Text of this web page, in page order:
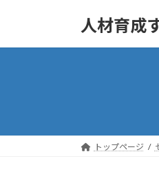
ッ
移
人材育成
トップページ